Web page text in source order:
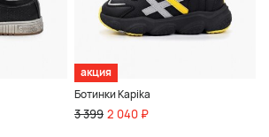
акция
Ботинки Kapika
3 399 2 040 ₽